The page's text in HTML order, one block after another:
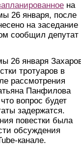
на
26 января, после
на заседание
сообщил депутат
26 января
тротуаров в
рассмотрения
Панфилова
вопрос будет
задержатся.
повестки была
обсуждения
канале.